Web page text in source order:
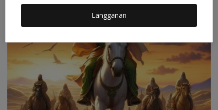
Langganan